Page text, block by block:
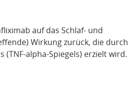
auf das Schlaf- und
Wirkung zurück, die durch
(TNF-alpha-Spiegels) erzielt wird.